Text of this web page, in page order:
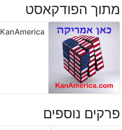
מתוך הפודקאסט
KanAmerica
פרקים נוספים